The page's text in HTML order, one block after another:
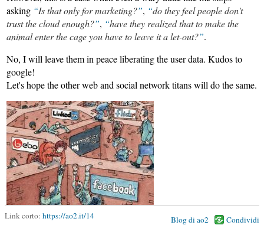
asking
Is that only for marketing? ,
do they feel people don't
trust the cloud enough? ,
have they realized that to make the
animal enter the cage you have to leave it a let-out? .
No, I will leave them in peace liberating the user data. Kudos to
google!
Let's hope the other web and social network titans will do the same.
Link corto: https://ao2.it/14 Blog di ao2 Condividi